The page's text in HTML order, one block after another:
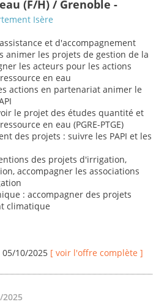
(F/H) / Grenoble -
Isère
et d'accompagnement
les projets de gestion de la
les acteurs pour les actions
en eau
actions en partenariat animer le
le projet des études quantité et
en eau (PGRE-PTGE)
des projets : suivre les PAPI et les
des projets d'irrigation,
accompagner les associations
: accompagner des projets
climatique
10/2025 [ voir l'offre complète ]